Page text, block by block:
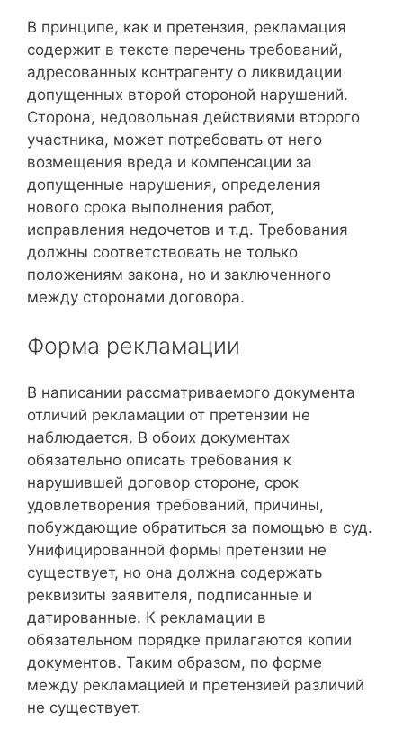
В принципе, как и претензия, рекламация
содержит в тексте перечень требований,
адресованных контрагенту о ликвидации
допущенных второй стороной нарушений.
Сторона, недовольная действиями второго
участника, может потребовать от него
возмещения вреда и компенсации за
допущенные нарушения, определения
нового срока выполнения работ,
исправления недочетов и т.д. Требования
должны соответствовать не только
положениям закона, но и заключенного
между сторонами договора.
Форма рекламации
В написании рассматриваемого документа
отличий рекламации от претензии не
наблюдается. В обоих документах
обязательно описать требования к
нарушившей договор стороне, срок
удовлетворения требований, причины,
побуждающие обратиться за помощью в суд.
Унифицированной формы претензии не
существует, но она должна содержать
реквизиты заявителя, подписанные и
датированные. К рекламации в
обязательном порядке прилагаются копии
документов. Таким образом, по форме
между рекламацией и претензией различий
не существует.